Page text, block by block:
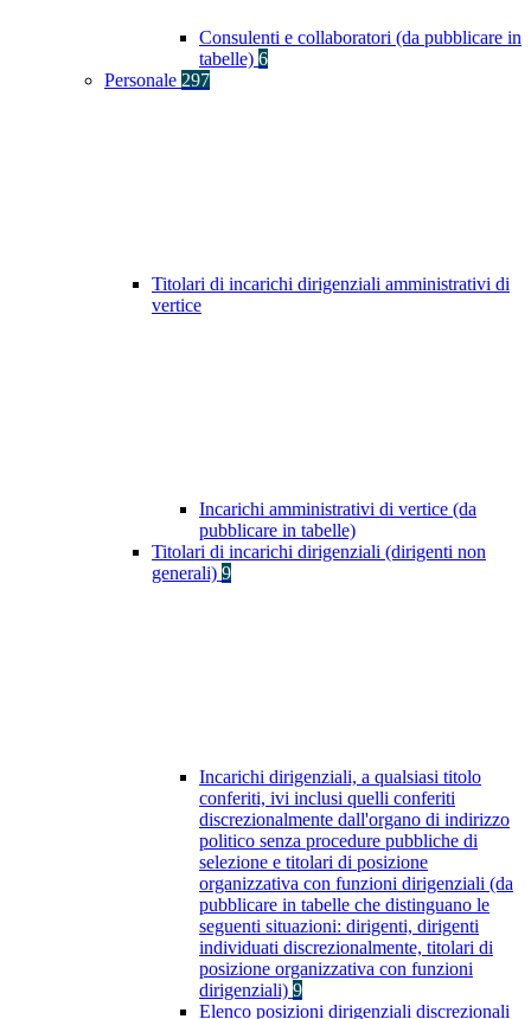
Consulenti e collaboratori (da pubblicare in
tabelle) 6
Personale 297
Titolari di incarichi dirigenziali amministrativi di
vertice
Incarichi amministrativi di vertice (da
pubblicare in tabelle)
Titolari di incarichi dirigenziali (dirigenti non
generali) 9
Incarichi dirigenziali, a qualsiasi titolo
conferiti, ivi inclusi quelli conferiti
discrezionalmente dall'organo di indirizzo
politico senza procedure pubbliche di
selezione e titolari di posizione
organizzativa con funzioni dirigenziali (da
pubblicare in tabelle che distinguano le
seguenti situazioni: dirigenti, dirigenti
individuati discrezionalmente, titolari di
posizione organizzativa con funzioni
dirigenziali) 9
Elenco posizioni dirigenziali discrezionali